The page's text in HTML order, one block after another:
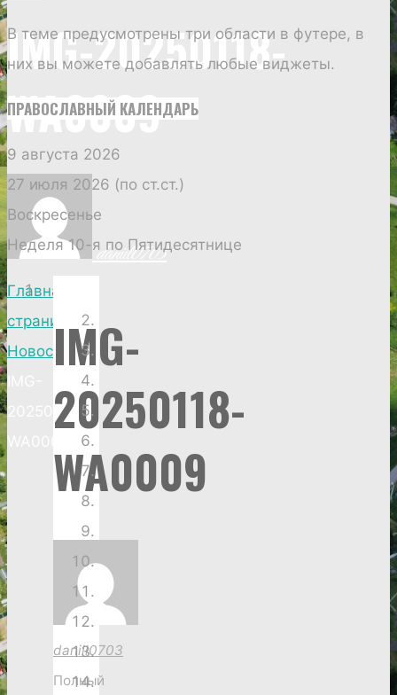
IMG-20250118-
WA0009
daniil0703
Главная
страница
Новости
20250118-
IMG-
20250118-
WA0009
daniil0703
Полный
В теме предусмотрены три области в футере, в
них вы можете добавлять любые виджеты.
ПРАВОСЛАВНЫЙ КАЛЕНДАРЬ
9 августа 2026
27 июля 2026 (по ст.ст.)
Воскресенье
Неделя 10-я по Пятидесятнице